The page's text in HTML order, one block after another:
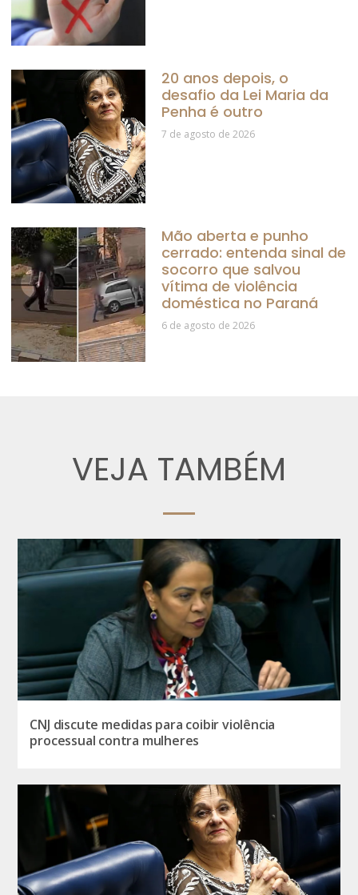
20 anos depois, o
desafio da Lei Maria da
Penha é outro
7 de agosto de 2026
Mão aberta e punho
cerrado: entenda sinal de
socorro que salvou
vítima de violência
doméstica no Paraná
6 de agosto de 2026
VEJA TAMBÉM
CNJ discute medidas para coibir violência
processual contra mulheres